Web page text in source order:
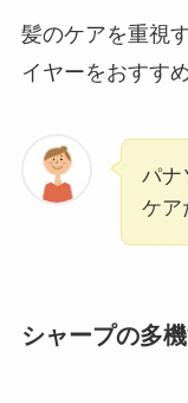
髪のケアを重視
イヤーをおすす
パナ
ケア
シャープの多